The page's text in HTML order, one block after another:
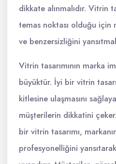
dikkate alınmalıdır. Vitrin
temas noktası olduğu için
ve benzersizliğini
Vitrin tasarımının marka
büyüktür. İyi bir vitrin
kitlesine ulaşmasını
müşterilerin dikkatini
bir vitrin tasarımı,
profesyonelliğini